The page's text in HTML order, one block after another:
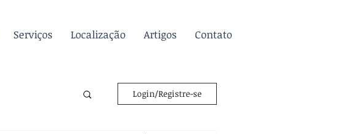
Serviços Localização Artigos Contato
Login/Registre-se